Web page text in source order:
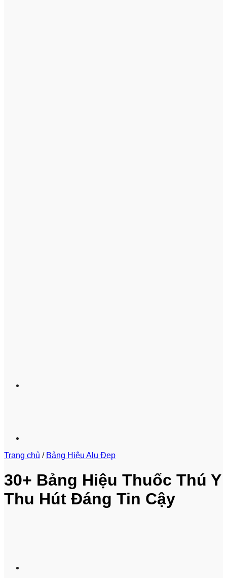
Trang chủ / Bảng Hiệu Alu Đẹp
30+ Bảng Hiệu Thuốc Thú Y
Thu Hút Đáng Tin Cậy